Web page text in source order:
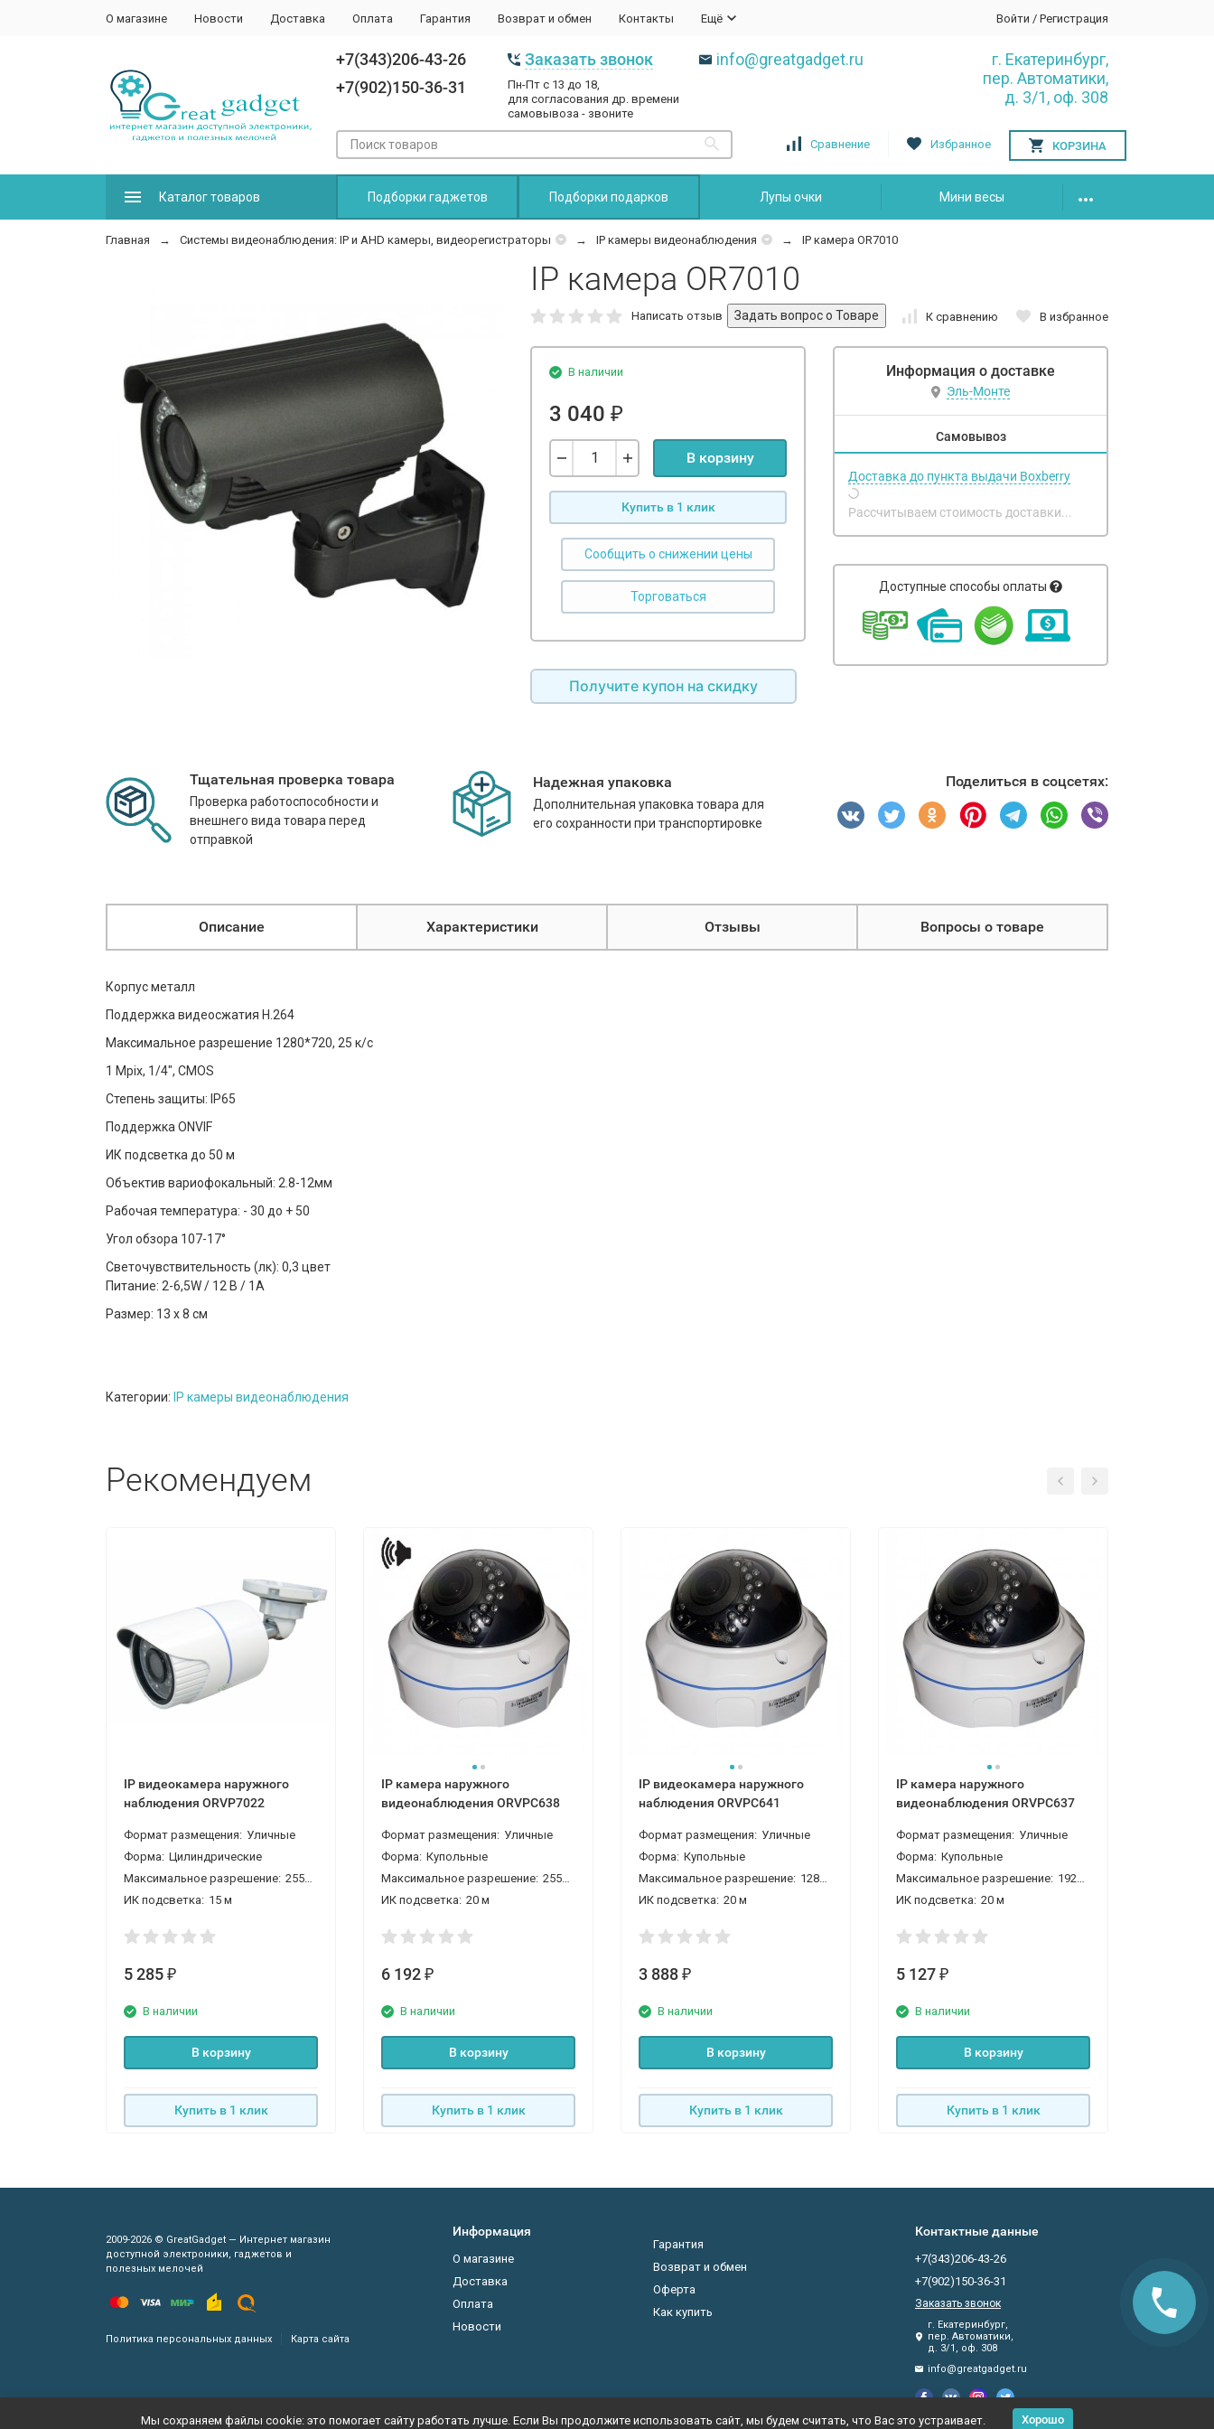
О магазине Новости Доставка Оплата Гарантия Возврат и обмен Контакты Ещё Войти / Регистрация
+7(343)206-43-26
+7(902)150-36-31
Заказать звонок
Пн-Пт с 13 до 18,
для согласования др. времени
самовывоза - звоните
info@greatgadget.ru
г. Екатеринбург,
пер. Автоматики,
д. 3/1, оф. 308
Сравнение Избранное КОРЗИНА
Каталог товаров Подборки гаджетов Подборки подарков Лупы очки Мини весы
Главная Системы видеонаблюдения: IP и AHD камеры, видеорегистраторы IP камеры видеонаблюдения IP камера OR7010
IP камера OR7010
Написать отзыв К сравнению В избранное
В наличии
3 040 ₽
В корзину
Купить в 1 клик
Сообщить о снижении цены
Получите купон на скидку
Информация о доставке
Эль-Монте
Самовывоз
Доставка до пункта выдачи Boxberry
Рассчитываем стоимость доставки...
Доступные способы оплаты
Тщательная проверка товара
Проверка работоспособности и
внешнего вида товара перед
отправкой
Надежная упаковка
Дополнительная упаковка товара для
его сохранности при транспортировке
Поделиться в соцсетях:
Описание Характеристики Отзывы Вопросы о товаре
Корпус металл
Поддержка видеосжатия Н.264
Максимальное разрешение 1280*720, 25 к/c
1 Mpix, 1/4", CMOS
Степень защиты: IP65
Поддержка ONVIF
ИК подсветка до 50 м
Объектив вариофокальный: 2.8-12мм
Рабочая температура: - 30 до + 50
Угол обзора 107-17°
Светочувствительность (лк): 0,3 цвет
Питание: 2-6,5W / 12 В / 1A
Размер: 13 х 8 см
Категории: IP камеры видеонаблюдения
Рекомендуем
IP видеокамера наружного
наблюдения ORVP7022
Формат размещения: Уличные
Форма: Цилиндрические
Максимальное разрешение: 2550*1440 4 Мп
ИК подсветка: 15 м
5 285 ₽
В наличии
В корзину
Купить в 1 клик
IP камера наружного
видеонаблюдения ORVPC638
Формат размещения: Уличные
Форма: Купольные
Максимальное разрешение: 2550*1440 4 Мп
ИК подсветка: 20 м
6 192 ₽
В наличии
В корзину
Купить в 1 клик
IP видеокамера наружного
наблюдения ORVPC641
Формат размещения: Уличные
Форма: Купольные
Максимальное разрешение: 1280*960 1,3 Мп
ИК подсветка: 20 м
3 888 ₽
В наличии
В корзину
Купить в 1 клик
IP камера наружного
видеонаблюдения ORVPC637
Формат размещения: Уличные
Форма: Купольные
Максимальное разрешение: 1920*1080 2 Мп
ИК подсветка: 20 м
5 127 ₽
В наличии
В корзину
Купить в 1 клик
2009-2026 © GreatGadget — Интернет магазин
доступной электроники, гаджетов и
полезных мелочей
Политика персональных данных Карта сайта
Информация
О магазине
Доставка
Оплата
Новости
Гарантия
Возврат и обмен
Оферта
Как купить
Контактные данные
+7(343)206-43-26
+7(902)150-36-31
Заказать звонок
г. Екатеринбург,
пер. Автоматики,
д. 3/1, оф. 308
info@greatgadget.ru
Мы сохраняем файлы cookie: это помогает сайту работать лучше. Если Вы продолжите использовать сайт, мы будем считать, что Вас это устраивает. Хорошо